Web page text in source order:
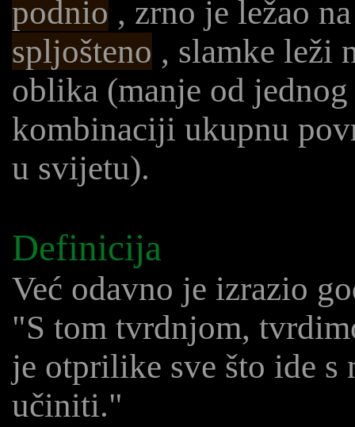
podnio , zrno je ležao
spljošteno , slamke leži
oblika (manje od
kombinaciji ukupnu
u svijetu).
Definicija
Već odavno je izrazio
"S tom tvrdnjom,
je otprilike sve što ide
učiniti."